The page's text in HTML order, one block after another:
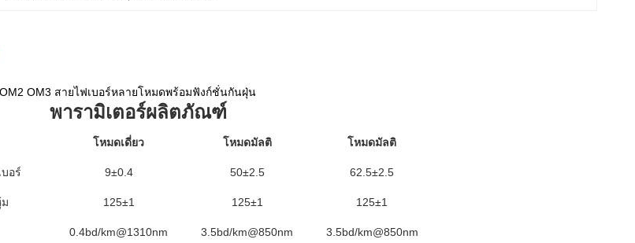
OM3 สายไฟเบอร์หลายโหมดพร้อมฟังก์ชั่นกันฝุ่น
พารามิเตอร์ผลิตภัณฑ์
โหมดเดี่ยว โหมดมัลติ โหมดมัลติ
อร์ 9±0.4 50±2.5 62.5±2.5
125±1 125±1 125±1
0.4bd/km@1310nm 3.5bd/km@850nm 3.5bd/km@850nm